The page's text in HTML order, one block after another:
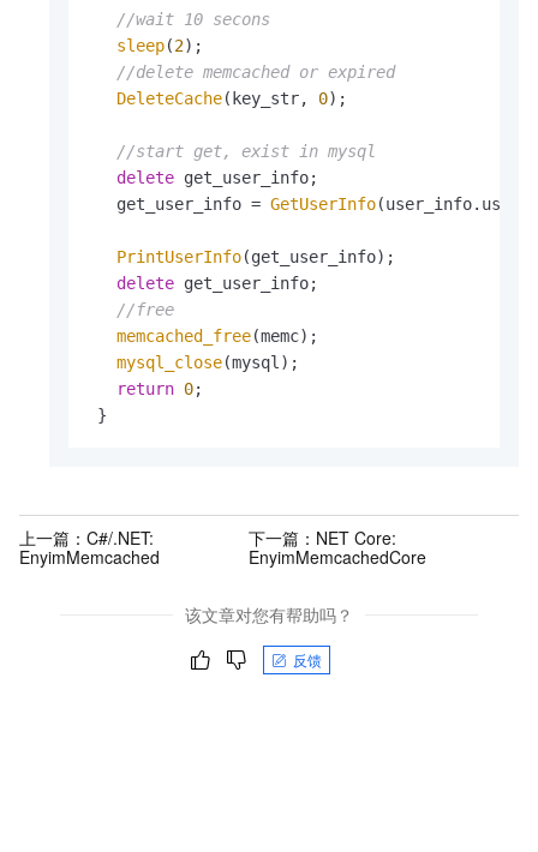
//wait 10 secons
sleep(2);
//delete memcached or expired
DeleteCache(key_str, 0);
//start get, exist in mysql
delete get_user_info;
   get_user_info =
GetUserInfo
PrintUserInfo(get_user_info);
delete get_user_info;
//free
memcached_free(memc);
mysql_close(mysql);
return 0;
}
上一篇： C#/.NET:
EnyimMemcached
下一篇： NET Core:
EnyimMemcachedCore
该文章对您有帮助吗？
反馈